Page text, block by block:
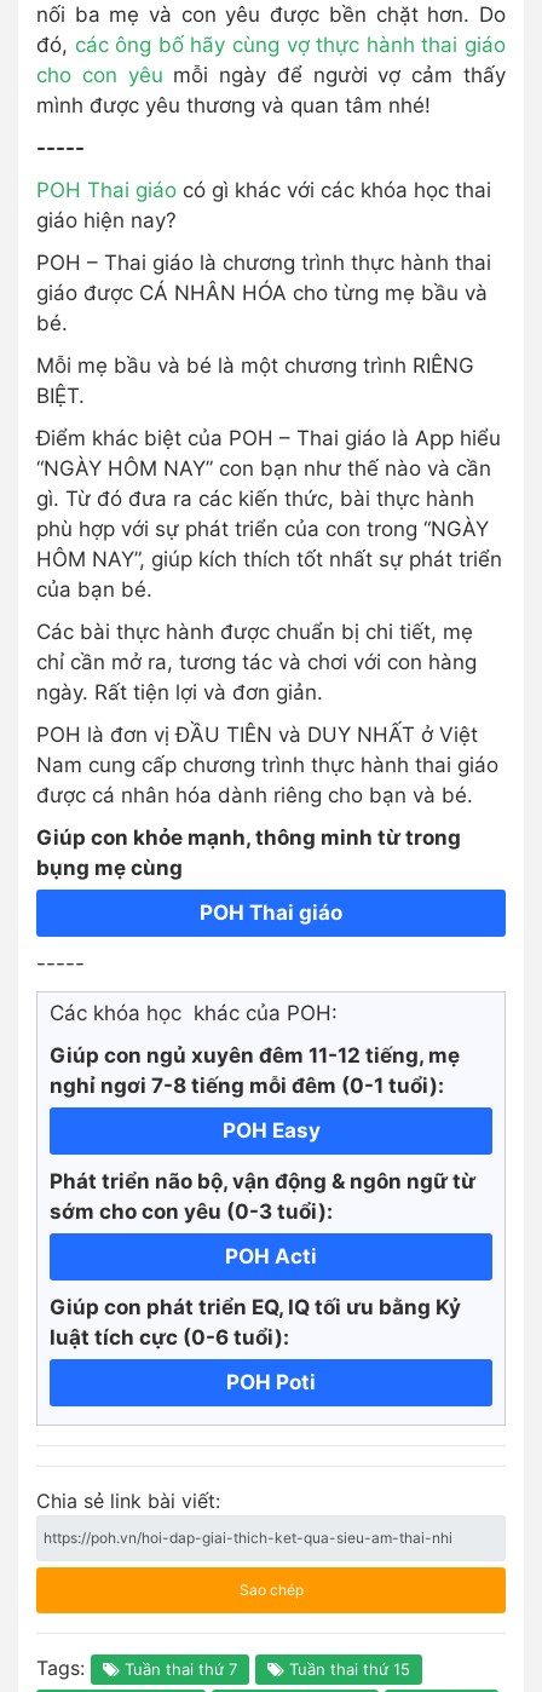
nối ba mẹ và con yêu được bền chặt hơn. Do
đó, các ông bố hãy cùng vợ thực hành thai giáo
cho con yêu mỗi ngày để người vợ cảm thấy
mình được yêu thương và quan tâm nhé!
-----
POH Thai giáo có gì khác với các khóa học thai
giáo hiện nay?
POH – Thai giáo là chương trình thực hành thai
giáo được CÁ NHÂN HÓA cho từng mẹ bầu và
bé.
Mỗi mẹ bầu và bé là một chương trình RIÊNG
BIỆT.
Điểm khác biệt của POH – Thai giáo là App hiểu
“NGÀY HÔM NAY” con bạn như thế nào và cần
gì. Từ đó đưa ra các kiến thức, bài thực hành
phù hợp với sự phát triển của con trong “NGÀY
HÔM NAY”, giúp kích thích tốt nhất sự phát triển
của bạn bé.
Các bài thực hành được chuẩn bị chi tiết, mẹ
chỉ cần mở ra, tương tác và chơi với con hàng
ngày. Rất tiện lợi và đơn giản.
POH là đơn vị ĐẦU TIÊN và DUY NHẤT ở Việt
Nam cung cấp chương trình thực hành thai giáo
được cá nhân hóa dành riêng cho bạn và bé.
Giúp con khỏe mạnh, thông minh từ trong
bụng mẹ cùng
POH Thai giáo
-----
Các khóa học khác của POH:
Giúp con ngủ xuyên đêm 11-12 tiếng, mẹ
nghỉ ngơi 7-8 tiếng mỗi đêm (0-1 tuổi):
POH Easy
Phát triển não bộ, vận động & ngôn ngữ từ
sớm cho con yêu (0-3 tuổi):
POH Acti
Giúp con phát triển EQ, IQ tối ưu bằng Kỷ
luật tích cực (0-6 tuổi):
POH Poti
Chia sẻ link bài viết:
Sao chép
Tags: Tuần thai thứ 7
Tuần thai thứ 15